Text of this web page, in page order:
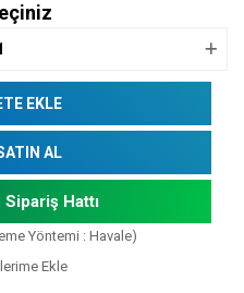
EKLE
AL
Hattı
Yöntemi : Havale)